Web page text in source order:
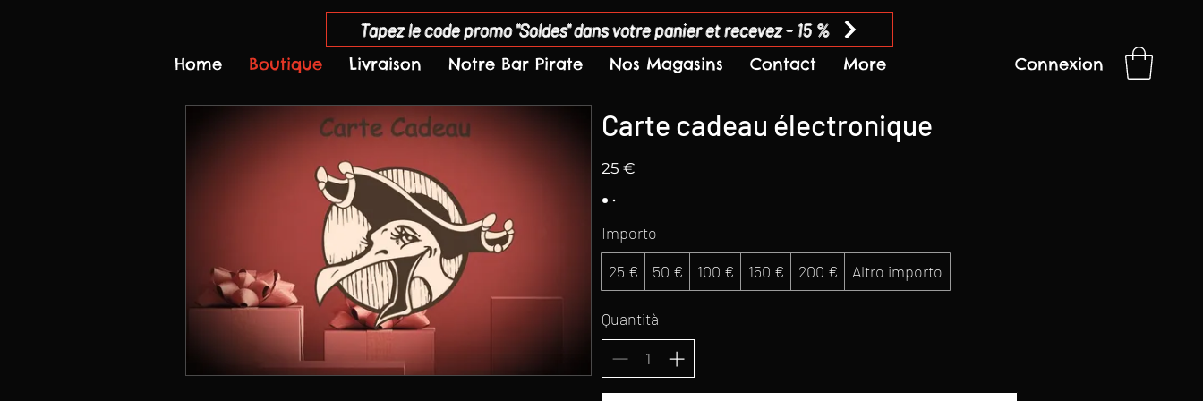
Tapez le code promo "Soldes" dans votre panier et recevez - 15 %
Home Boutique Livraison Notre Bar Pirate Nos Magasins Contact More Connexion
Carte cadeau électronique
25 €
Importo
25 €
50 € 100 € 150 € 200 € Altro importo
Quantità